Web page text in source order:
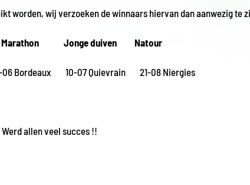
worden, wij verzoeken de winnaars hiervan dan aanwezig te
Jonge duiven Natour
10-07 Quievrain 21-08 Niergies
allen veel succes !!